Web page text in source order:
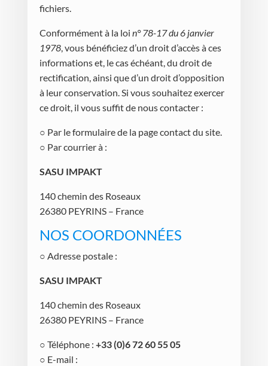
fichiers.
Conformément à la loi n° 78-17 du 6 janvier
1978, vous bénéficiez d’un droit d’accès à ces
informations et, le cas échéant, du droit de
rectification, ainsi que d’un droit d’opposition
à leur conservation. Si vous souhaitez exercer
ce droit, il vous suffit de nous contacter :
○ Par le formulaire de la page contact du site.
○ Par courrier à :
SASU IMPAKT
140 chemin des Roseaux
26380 PEYRINS – France
NOS COORDONNÉES
○ Adresse postale :
SASU IMPAKT
140 chemin des Roseaux
26380 PEYRINS – France
○ Téléphone : +33 (0)6 72 60 55 05
○ E-mail :